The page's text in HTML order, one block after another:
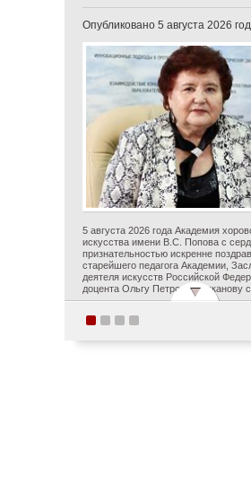
Опубликовано 5 августа 2026
5 августа 2026 года Академия
искусства имени В.С. Попова с
признательностью искренне
старейшего педагога Академии,
деятеля искусств Российской
доцента Ольгу Петровну Цуканову
Студенты